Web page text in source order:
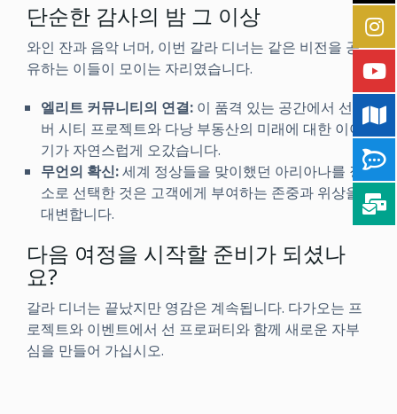
단순한 감사의 밤 그 이상
와인 잔과 음악 너머, 이번 갈라 디너는 같은 비전을 공
유하는 이들이 모이는 자리였습니다.
엘리트 커뮤니티의 연결: 이 품격 있는 공간에서 선 리
버 시티 프로젝트와 다낭 부동산의 미래에 대한 이야
기가 자연스럽게 오갔습니다.
무언의 확신:세계 정상들을 맞이했던 아리아나를 장
소로 선택한 것은 고객에게 부여하는 존중과 위상을
대변합니다.
다음 여정을 시작할 준비가 되셨나
요?
갈라 디너는 끝났지만 영감은 계속됩니다. 다가오는 프
로젝트와 이벤트에서 선 프로퍼티와 함께 새로운 자부
심을 만들어 가십시오.